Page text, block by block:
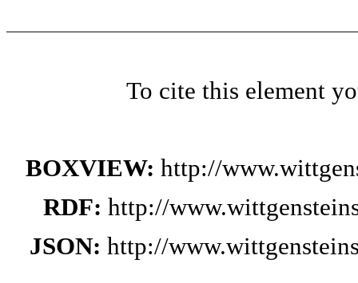
To cite this element
BOXVIEW: http://
RDF: http://
JSON: http://